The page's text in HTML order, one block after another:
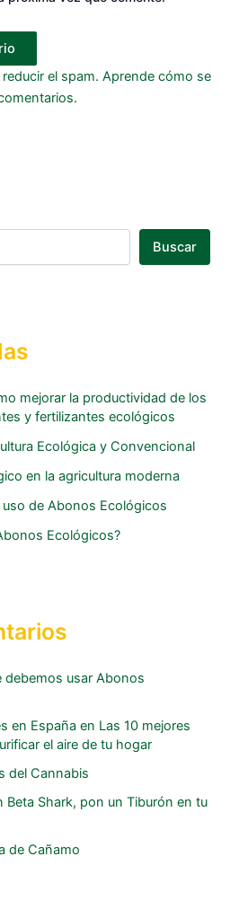
el spam. Aprende cómo se
Buscar
mejorar la productividad de los
y fertilizantes ecológicos
Ecológica y Convencional
en la agricultura moderna
de Abonos Ecológicos
Ecológicos?
debemos usar Abonos
en España en Las 10 mejores
el aire de tu hogar
del Cannabis
Beta Shark, pon un Tiburón en tu
de Cañamo